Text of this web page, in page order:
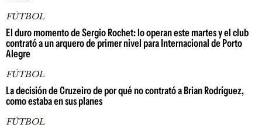
FÚTBOL
El duro momento de Sergio Rochet: lo operan este martes y el club
contrató a un arquero de primer nivel para Internacional de Porto
Alegre
FÚTBOL
La decisión de Cruzeiro de por qué no contrató a Brian Rodríguez,
como estaba en sus planes
FÚTBOL